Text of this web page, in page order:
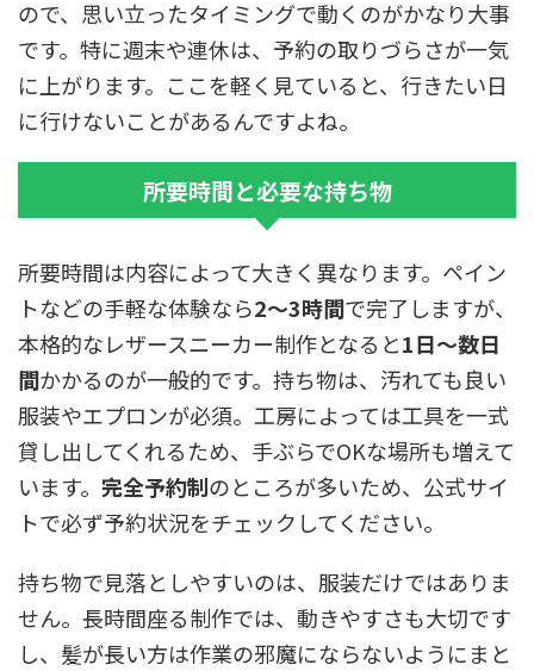
ので、思い立ったタイミングで動くのがかなり大事
です。特に週末や連休は、予約の取りづらさが一気
に上がります。ここを軽く見ていると、行きたい日
に行けないことがあるんですよね。
所要時間と必要な持ち物
所要時間は内容によって大きく異なります。ペイン
トなどの手軽な体験なら2〜3時間で完了しますが、
本格的なレザースニーカー制作となると1日〜数日
間かかるのが一般的です。持ち物は、汚れても良い
服装やエプロンが必須。工房によっては工具を一式
貸し出してくれるため、手ぶらでOKな場所も増えて
います。 完全予約制のところが多いため、公式サイ
トで必ず予約状況をチェックしてください。
持ち物で見落としやすいのは、服装だけではありま
せん。長時間座る制作では、動きやすさも大切です
し、髪が長い方は作業の邪魔にならないようにまと